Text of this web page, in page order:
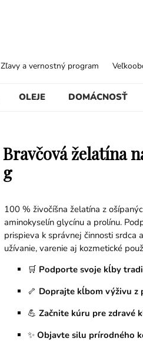
OLEJE DOMÁCNOSŤ
Zľavy a vernostný program
Bravčová želatína
g
100 % živočíšna želatína z
aminokyselín glycínu a prolínu.
prispieva k správnej činnosti srdca
užívanie, varenie aj kozmetické
🛒 Podporte svoje kĺby
🦴 Doprajte kĺbom výživu z
💪 Začnite kúru pre zdravé
✨ Objavte silu prírodného